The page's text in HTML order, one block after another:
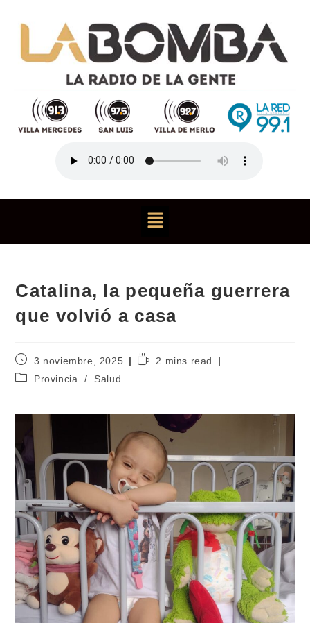
Catalina, la pequeña guerrera
que volvió a casa
3 noviembre, 2025
2 mins read
Provincia
/ Salud